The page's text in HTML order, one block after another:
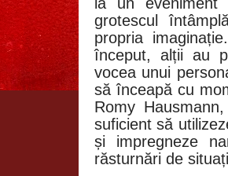
grotescul
propria
început, alții au
vocea unui
să înceapă cu
Romy
suficient să
și impregneze
răsturnări de